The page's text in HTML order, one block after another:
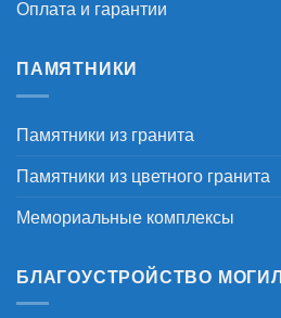
Оплата и гарантии
ПАМЯТНИКИ
Памятники из гранита
Памятники из цветного гранита
Мемориальные комплексы
БЛАГОУСТРОЙСТВО МОГИЛ